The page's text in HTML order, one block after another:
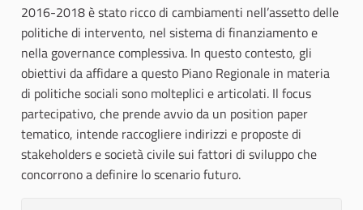
2016-2018 è stato ricco di cambiamenti nell’assetto delle
politiche di intervento, nel sistema di finanziamento e
nella governance complessiva. In questo contesto, gli
obiettivi da affidare a questo Piano Regionale in materia
di politiche sociali sono molteplici e articolati. Il focus
partecipativo, che prende avvio da un position paper
tematico, intende raccogliere indirizzi e proposte di
stakeholders e società civile sui fattori di sviluppo che
concorrono a definire lo scenario futuro.